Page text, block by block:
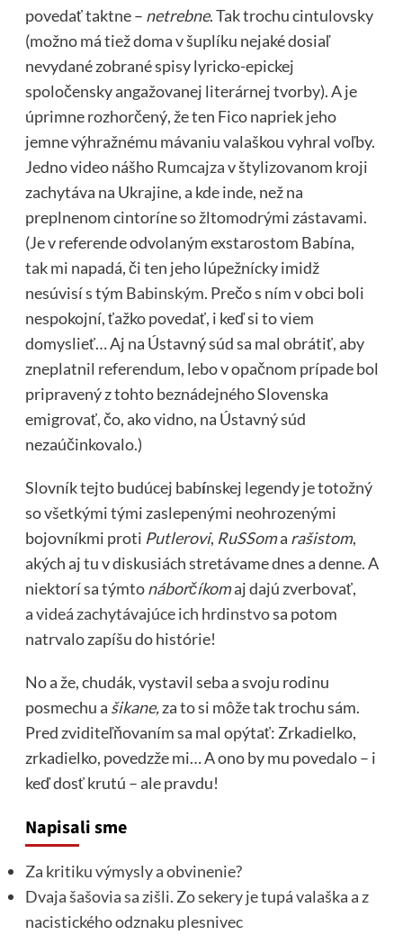
povedať taktne – netrebne. Tak trochu cintulovsky
(možno má tiež doma v šuplíku nejaké dosiaľ
nevydané zobrané spisy lyricko-epickej
spoločensky angažovanej literárnej tvorby). A je
úprimne rozhorčený, že ten Fico napriek jeho
jemne výhražnému mávaniu valaškou vyhral voľby.
Jedno video nášhoRumcajzav štylizovanom kroji
zachytáva na Ukrajine, a kde inde, než na
preplnenom cintoríne so žltomodrými zástavami.
(Je v referende odvolaným exstarostom Babína,
tak mi napadá, či ten jeho lúpežnícky imidž
nesúvisí s tým Babinským. Prečo s ním v obci boli
nespokojní, ťažko povedať, i keď si to viem
domyslieť… Aj na Ústavný súd sa mal obrátiť, aby
zneplatnil referendum, lebo v opačnom prípade bol
pripravený z tohto beznádejného Slovenska
emigrovať, čo, ako vidno, na Ústavný súd
nezaúčinkovalo.)
Slovník tejto budúcej babínskej legendy je totožný
so všetkými tými zaslepenými neohrozenými
bojovníkmi proti Putlerovi, RuSSoma rašistom,
akých aj tu v diskusiách stretávame dnes a denne. A
niektorí sa týmtonáborčíkomaj dajú zverbovať,
avideá zachytávajúce ich hrdinstvosa potom
natrvalo zapíšu do histórie!
No a že, chudák, vystavil seba a svoju rodinu
posmechu a šikane,za to si môže tak trochu sám.
Pred zviditeľňovaním sa mal opýtať: Zrkadielko,
zrkadielko, povedzže mi… A ono by mu povedalo – i
keď dosť krutú – ale pravdu!
Napisali sme
Za kritiku výmysly a obvinenie?
Dvaja šašovia sa zišli. Zo sekery je tupá valaška a z
nacistického odznaku plesnivec